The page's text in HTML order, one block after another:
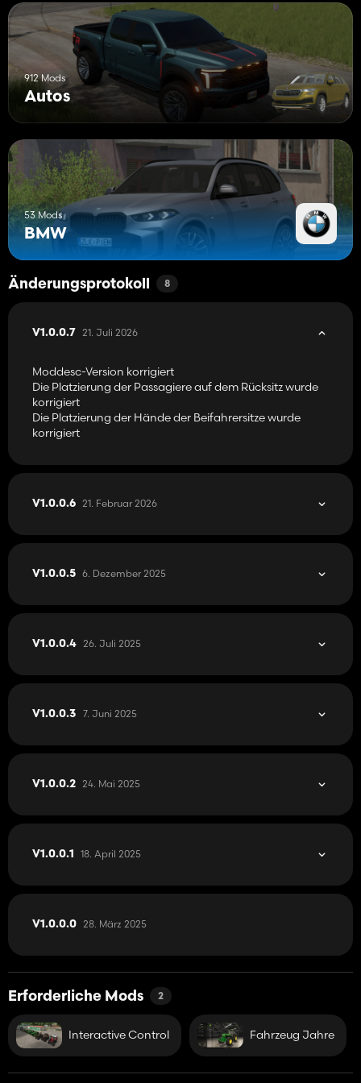
912 Mods
Autos
53 Mods
BMW
Änderungsprotokoll 8
V1.0.0.7 21. Juli 2026
Moddesc-Version korrigiert
Die Platzierung der Passagiere auf dem Rücksitz wurde
korrigiert
Die Platzierung der Hände der Beifahrersitze wurde
korrigiert
V1.0.0.6 21. Februar 2026
V1.0.0.5 6. Dezember 2025
V1.0.0.4 26. Juli 2025
V1.0.0.3 7. Juni 2025
V1.0.0.2 24. Mai 2025
V1.0.0.1 18. April 2025
V1.0.0.0 28. März 2025
Erforderliche Mods 2
Interactive Control Fahrzeug Jahre